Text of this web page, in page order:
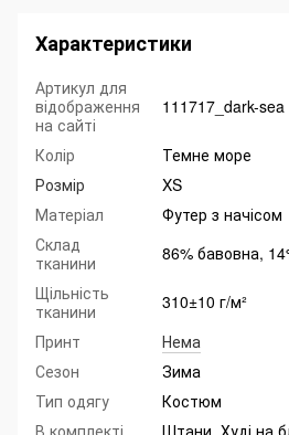
Характеристики
Артикул для
відображення
на сайті
111717_dark-sea
Колір
Темне море
Розмір
XS
Матеріал
Футер з начісом
Склад
тканини
86% бавовна,
Щільність
тканини
310±10 г/м²
Принт
Нема
Сезон
Зима
Тип одягу
Костюм